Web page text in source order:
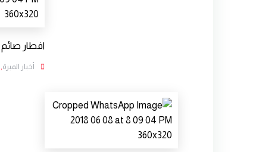
افطار صائم 30 رمضان 2024
أخبار المبرة,